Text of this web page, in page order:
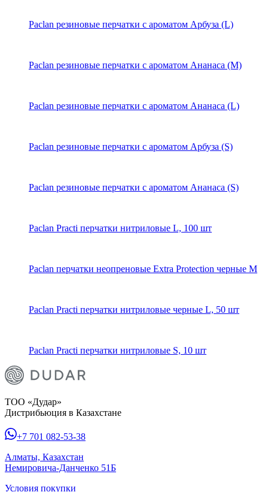
Paclan резиновые перчатки с ароматом Арбуза (L)
Paclan резиновые перчатки с ароматом Ананаса (M)
Paclan резиновые перчатки с ароматом Ананаса (L)
Paclan резиновые перчатки с ароматом Арбуза (S)
Paclan резиновые перчатки с ароматом Ананаса (S)
Paclan Practi перчатки нитриловые L, 100 шт
Paclan перчатки неопреновые Extra Protection черные M
Paclan Practi перчатки нитриловые черные L, 50 шт
Paclan Practi перчатки нитриловые S, 10 шт
ТОО «Дудар»
Дистрибьюция в Казахстане
+7 701 082-53-38
Алматы, Казахстан
Немировича-Данченко 51Б
Условия покупки